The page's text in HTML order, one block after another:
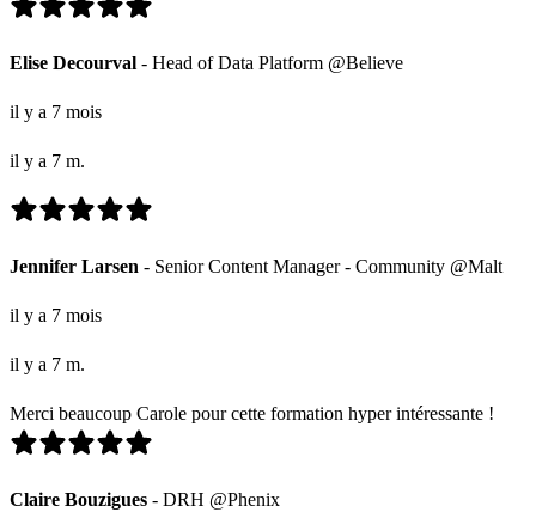
Elise Decourval - Head of Data Platform @Believe
il y a 7 mois
il y a 7 m.
Jennifer Larsen - Senior Content Manager - Community @Malt
il y a 7 mois
il y a 7 m.
Merci beaucoup Carole pour cette formation hyper intéressante !
Claire Bouzigues - DRH @Phenix